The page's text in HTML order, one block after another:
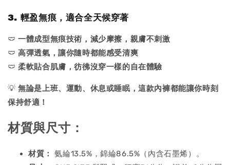
3. 輕盈無痕，適合全天候穿著
🩲一體成型無痕技術，減少摩擦，親膚不刺激
🩲高彈透氣，讓你隨時都能感受清爽
🩲柔軟貼合肌膚，彷彿沒穿一樣的自在體驗
💡無論是上班、運動、休息或睡眠，這款內褲都能讓你時刻
保持舒適！
材質與尺寸：
材質：
氨綸13.5%，錦綸86.5%（內含石墨烯）。